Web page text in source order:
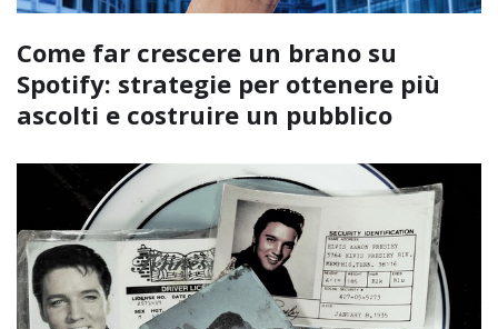
Come far crescere un brano su
Spotify: strategie per ottenere più
ascolti e costruire un pubblico